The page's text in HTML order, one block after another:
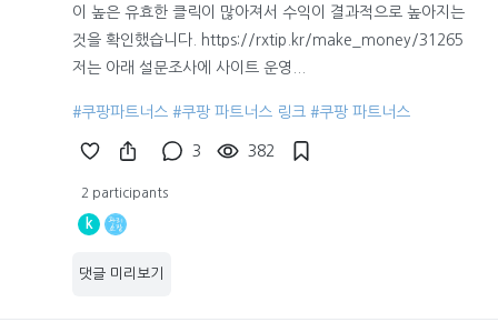
이 높은 유효한 클릭이 많아져서 수익이 결과적으로 높아지는
것을 확인했습니다. https://rxtip.kr/make_money/31265
저는 아래 설문조사에 사이트 운영...
#쿠팡파트너스 #쿠팡 파트너스 링크 #쿠팡 파트너스
3 382
2 participants
k
댓글 미리보기